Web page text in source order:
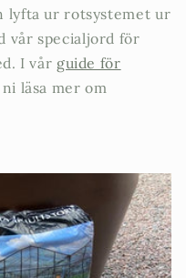
lyfta ur rotsystemet ur
vår specialjord för
I vår guide för
läsa mer om
på våra redan låga
kod behövs). Fri
kr.
nu